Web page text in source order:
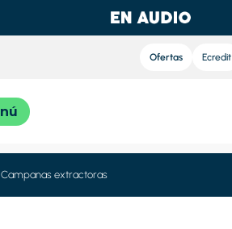
Ofertas Ecredit
Campanas extractoras
2.
moto